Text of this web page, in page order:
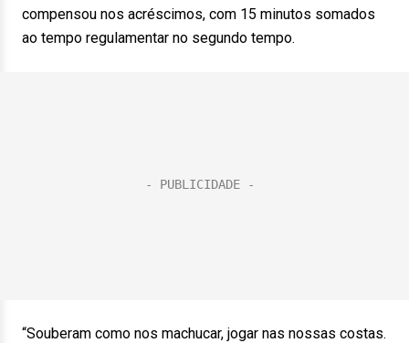
compensou nos acréscimos, com 15 minutos somados
ao tempo regulamentar no segundo tempo.
“Souberam como nos machucar, jogar nas nossas costas.